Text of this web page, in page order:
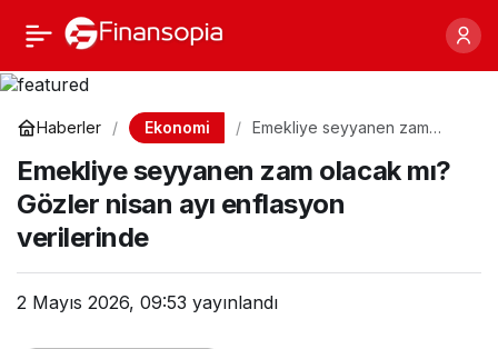
Haberler Ekonomi
Emekliye seyyanen zam
enflasyon verilerinde
Emekliye seyyanen zam olacak mı?
Gözler nisan ayı enflasyon
verilerinde
2 Mayıs 2026, 09:53 yayınlandı
Emekliye seyyanen zam
olacak mı? Gözler nisan
verilerinde
Paylaş